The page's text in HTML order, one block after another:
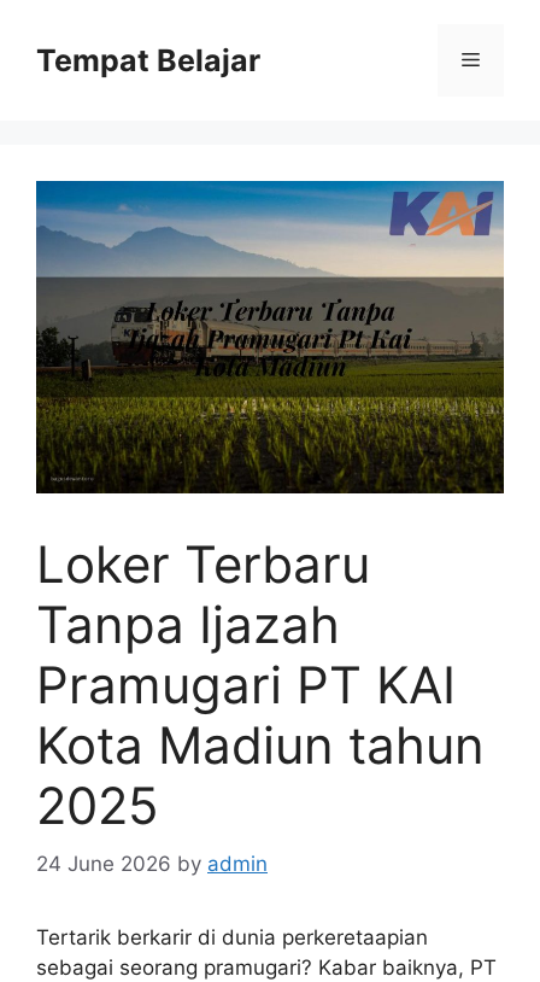
contentTempat Belajar Menu
Loker Terbaru
Tanpa Ijazah
Pramugari PT KAI
Kota Madiun tahun
2025
24 June 2026 by admin
Tertarik berkarir di dunia perkeretaapian
sebagai seorang pramugari? Kabar baiknya, PT